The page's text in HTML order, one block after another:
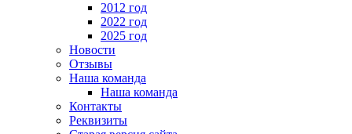
2012 год
2022 год
2025 год
Новости
Отзывы
Наша команда
Наша команда
Контакты
Реквизиты